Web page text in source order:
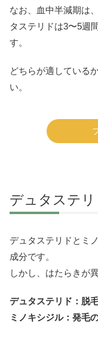
なお、血中半減期は
タステリドは3〜5週
す。
どちらが適している
い。
デュタステ
デュタステリドとミ
成分です。
しかし、はたらきが
デュタステリド：脱
ミノキシジル：発毛